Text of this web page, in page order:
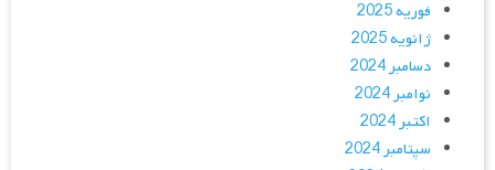
فوریه 2025
ژانویه 2025
دسامبر 2024
نوامبر 2024
اکتبر 2024
سپتامبر 2024